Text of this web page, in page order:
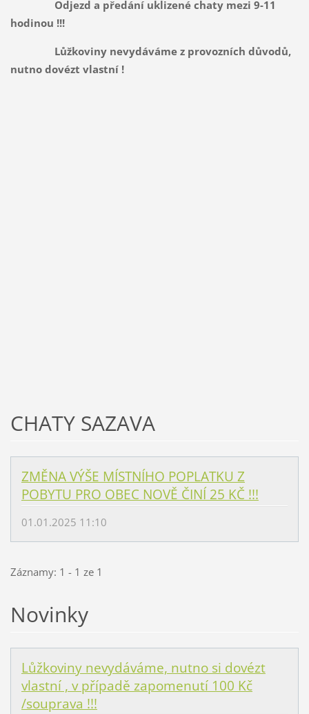
Odjezd a předání uklizené chaty mezi 9-11
hodinou !!!
Lůžkoviny nevydáváme z provozních důvodů,
nutno dovézt vlastní !
CHATY SAZAVA
ZMĚNA VÝŠE MÍSTNÍHO POPLATKU Z
POBYTU PRO OBEC NOVĚ ČINÍ 25 KČ !!!
01.01.2025 11:10
Záznamy: 1 - 1 ze 1
Novinky
Lůžkoviny nevydáváme, nutno si dovézt
vlastní , v případě zapomenutí 100 Kč
/souprava !!!